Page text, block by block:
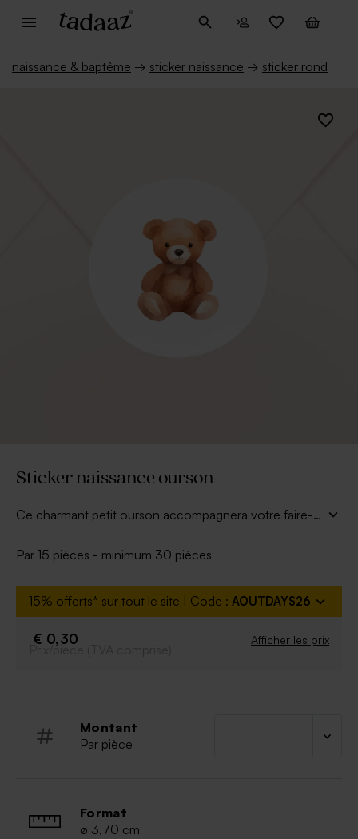
naissance & baptême → sticker naissance → sticker rond
Sticker naissance ourson
Ce charmant petit ourson accompagnera votre faire-
vos proches. Vous pouvez également coller ce sticker
Voilà une jolie façon de faire un rappel de thème.
Par 15 pièces - minimum 30 pièces
15% offerts* sur tout le site | Code : AOUTDAYS26
€ 0,30 Afficher les prix
Prix/pièce (TVA comprise)
Montant
Par pièce
Format
ø 3,70 cm